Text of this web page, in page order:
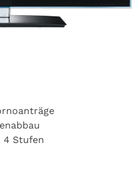
4 Stufen